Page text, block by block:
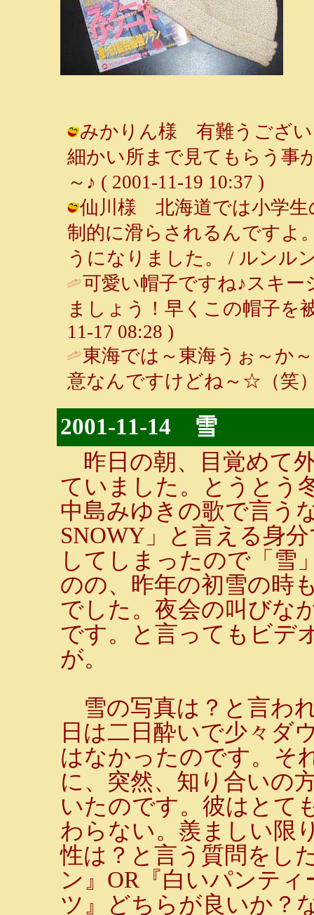
みかりん様 有難うござい
細かい所まで見てもらう事
～♪ ( 2001-11-19 10:37 )
仙川様 北海道では小学生
制的に滑らされるんですよ
うになりました。 / ルンル
可愛い帽子ですね♪スキ
ましょう！早くこの帽子
11-17 08:28 )
東海では～東海うぉ～
意なんですけどね～☆（笑
2001-11-14 雪
昨日の朝、目覚めて
ていました。とうとう
中島みゆきの歌で言う
SNOWY」と言える身
してしまったので「雪
のの、昨年の初雪の時
でした。夜会の叫びな
です。と言ってもビデ
が。
雪の写真は？と言わ
日は二日酔いで少々ダ
はなかったのです。そ
に、突然、知り合いの
いたのです。彼はとて
わらない。羨ましい限
性は？と言う質問をし
ン』OR『白いパンテ
ツ』どちらが良いか？